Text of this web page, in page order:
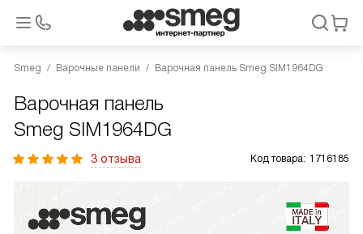
Smeg Варочные панели Варочная панель Smeg SIM1964DG
Варочная панель
Smeg SIM1964DG
3 отзыва Код товара: 1716185